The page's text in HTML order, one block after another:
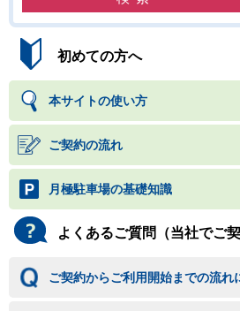
初めての方へ
本サイトの使い方
ご契約の流れ
月極駐車場の基礎知識
よくあるご質問（当社でご
ご契約からご利用開始までの流れ